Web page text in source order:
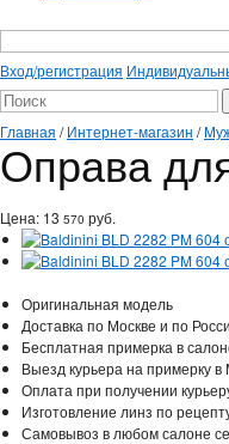
Вход/регистрация
Главная /Интернет-магазин /
Оправа
Цена: 13 570 руб.
Оригинальная модель
Доставка по Москве и по
Бесплатная примерка в
Выезд курьера на примерку в
Оплата при получении
Изготовление линз по
Самовывоз в любом салоне